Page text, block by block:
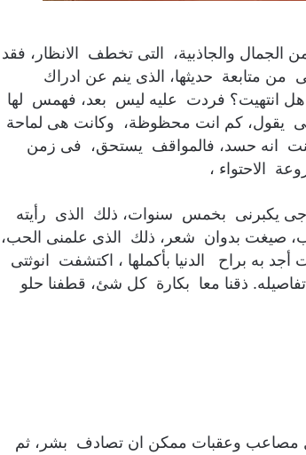
والجاذبية، التى تخطف الانظار، فقد
من متابعة حديثها، الذى ينم عن ادراك
هل انتهيت؟ فردت عليه ليس بعد، فهمس لها
يقول، كم انت محظوظة، وكانت هى لماحة
انه حسد، فالمواقف يستحق، فى زمن
الاحتواء ،
لدى ثلاثة اولاد، زوجى يكبرنى بخمس سنوات، ذلك الذى رأيته
صيغت بدوان شعر، ذلك الذى علمنى الحب،
به براح الدنيا بأكملها ، اكتشفت انوثتى
ذقنا معا بكارة كل شئ، قطفنا حلو
مصاعب وعقبات ممكن ان تصادف بشر، ثم